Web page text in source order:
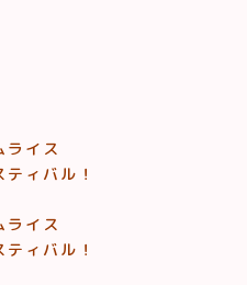
イス
ィバル！
イス
ィバル！